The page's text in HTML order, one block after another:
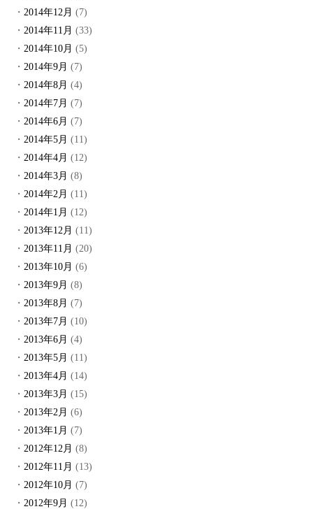
2014年12月 (7)
2014年11月 (33)
2014年10月 (5)
2014年9月 (7)
2014年8月 (4)
2014年7月 (7)
2014年6月 (7)
2014年5月 (11)
2014年4月 (12)
2014年3月 (8)
2014年2月 (11)
2014年1月 (12)
2013年12月 (11)
2013年11月 (20)
2013年10月 (6)
2013年9月 (8)
2013年8月 (7)
2013年7月 (10)
2013年6月 (4)
2013年5月 (11)
2013年4月 (14)
2013年3月 (15)
2013年2月 (6)
2013年1月 (7)
2012年12月 (8)
2012年11月 (13)
2012年10月 (7)
2012年9月 (12)